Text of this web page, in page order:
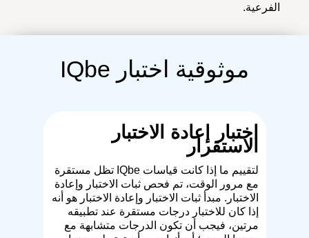
الفرعية.
موثوقية اختبار IQbe
اختبار إعادة الاختبار
الاستقرار
لتقييم ما إذا كانت قياسات IQbe تظل مستقرة
مع مرور الوقت، تم فحص ثبات الاختبار وإعادة
الاختبار. مبدأ ثبات الاختبار وإعادة الاختبار هو أنه
إذا كان للاختبار درجات مستقرة عند تطبيقه
مرتين، فيجب أن تكون الدرجات متشابهة مع